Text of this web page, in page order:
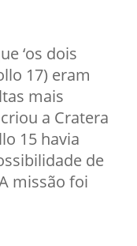
‘os dois
17) eram
mais
a Cratera
15 havia
de
missão foi